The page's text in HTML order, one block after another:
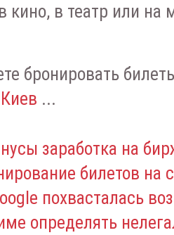
кино, в театр или
бронировать
...
заработка на
билетов на
похвасталась
определять